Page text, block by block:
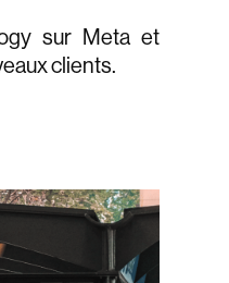
sur Meta et
clients.